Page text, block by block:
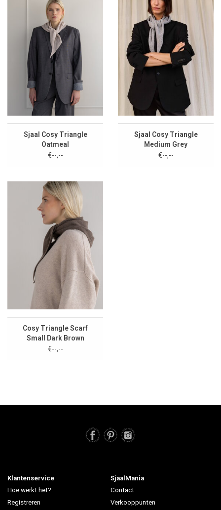
Sjaal Cosy Triangle
Oatmeal
€--,--
Sjaal Cosy Triangle
Medium Grey
€--,--
Cosy Triangle Scarf
Small Dark Brown
€--,--
Klantenservice
Hoe werkt het?
Registreren
SjaalMania
Contact
Verkooppunten